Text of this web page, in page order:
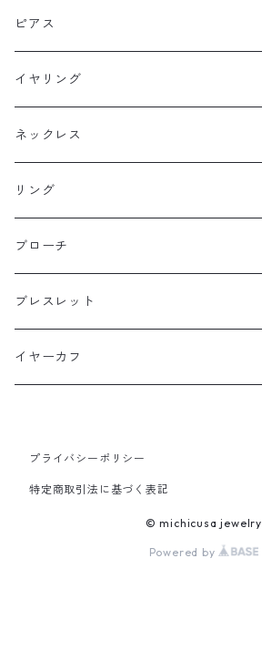
ピアス
フックピアス
スタッドピアス
ニュースタイル
イヤリング
ネックレス
ラージサイズ
ミドルサイズ
プチサイズ
横長タイプ
リング
ブローチ
ブレスレット
イヤーカフ
プライバシーポリシー
特定商取引法に基づく表記
© michicusa jewelry
Powered by